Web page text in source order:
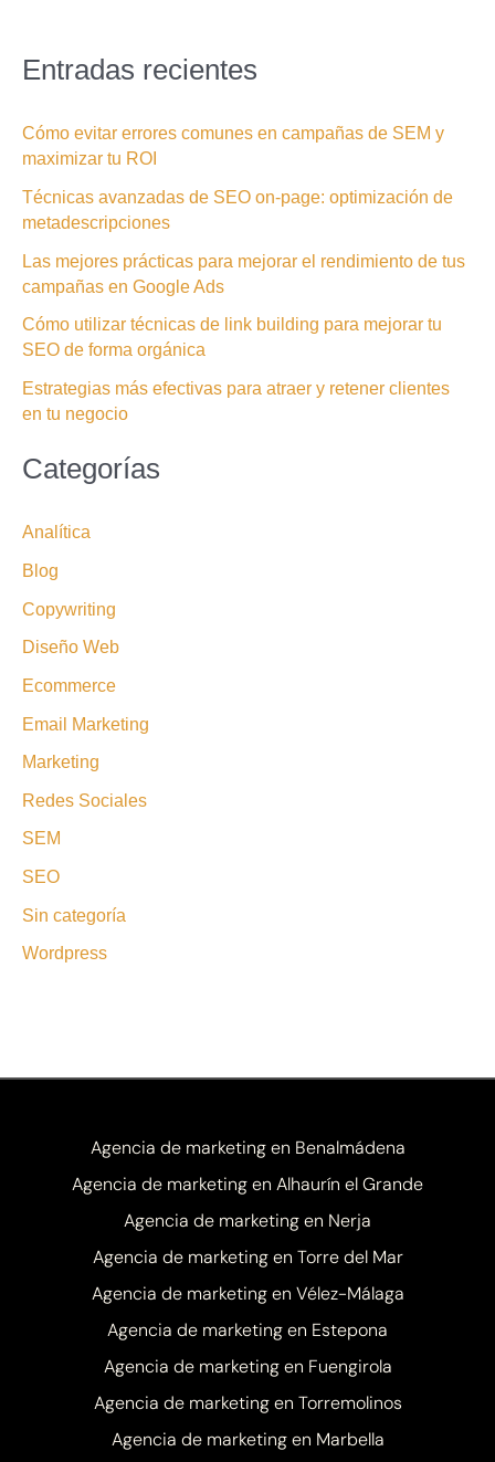
Entradas recientes
Cómo evitar errores comunes en campañas de SEM y
maximizar tu ROI
Técnicas avanzadas de SEO on-page: optimización de
metadescripciones
Las mejores prácticas para mejorar el rendimiento de tus
campañas en Google Ads
Cómo utilizar técnicas de link building para mejorar tu
SEO de forma orgánica
Estrategias más efectivas para atraer y retener clientes
en tu negocio
Categorías
Analítica
Blog
Copywriting
Diseño Web
Ecommerce
Email Marketing
Marketing
Redes Sociales
SEM
SEO
Sin categoría
Wordpress
Agencia de marketing en Benalmádena
Agencia de marketing en Alhaurín el Grande
Agencia de marketing en Nerja
Agencia de marketing en Torre del Mar
Agencia de marketing en Vélez-Málaga
Agencia de marketing en Estepona
Agencia de marketing en Fuengirola
Agencia de marketing en Torremolinos
Agencia de marketing en Marbella